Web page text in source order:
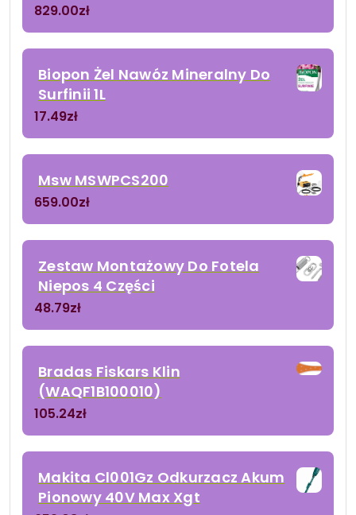
829.00zł
Biopon Żel Nawóz Mineralny Do
Surfinii 1L
17.49zł
Msw MSWPCS200
659.00zł
Zestaw Montażowy Do Fotela
Niepos 4 Części
48.79zł
Bradas Fiskars Klin
(WAQF1B100010)
105.24zł
Makita Cl001Gz Odkurzacz Akum
Pionowy 40V Max Xgt